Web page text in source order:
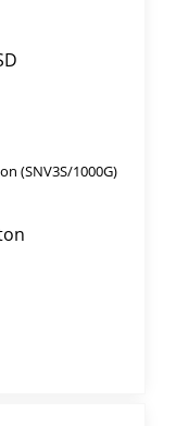
(SNV3S/1000G)